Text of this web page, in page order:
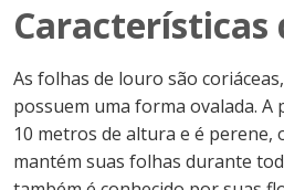
Características
As folhas de louro são
possuem uma forma ovalada.
10 metros de altura e é perene,
mantém suas folhas durante